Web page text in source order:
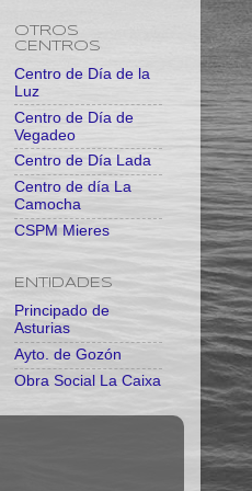
OTROS
CENTROS
Centro de Día de la
Luz
Centro de Día de
Vegadeo
Centro de Día Lada
Centro de día La
Camocha
CSPM Mieres
ENTIDADES
Principado de
Asturias
Ayto. de Gozón
Obra Social La Caixa